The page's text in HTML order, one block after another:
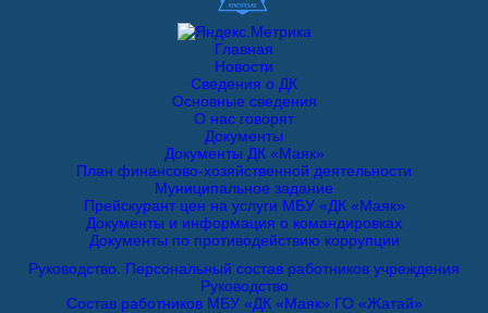
Главная
Новости
Сведения о ДК
Основные сведения
О нас говорят
Документы
Документы ДК «Маяк»
План финансово-хозяйственной деятельности
Муниципальное задание
Прейскурант цен на услуги МБУ «ДК «Маяк»
Документы и информация о командировках
Документы по противодействию коррупции
Руководство. Персональный состав работников учреждения
Руководство
Состав работников МБУ «ДК «Маяк» ГО «Жатай»